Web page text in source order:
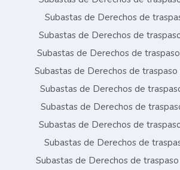
Subastas de Derechos de
Subastas de Derechos de
Subastas de Derechos de
Subastas de Derechos de
Subastas de Derechos de
Subastas de Derechos de
Subastas de Derechos de
Subastas de Derechos de
Subastas de Derechos de